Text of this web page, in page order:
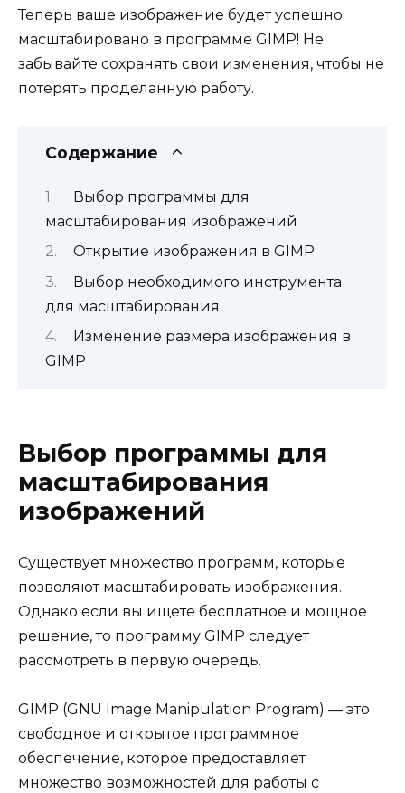
Теперь ваше изображение будет успешно
масштабировано в программе GIMP! Не
забывайте сохранять свои изменения, чтобы не
потерять проделанную работу.
Содержание
Выбор программы для
масштабирования изображений
Открытие изображения в GIMP
Выбор необходимого инструмента
для масштабирования
Изменение размера изображения в
GIMP
Выбор программы для
масштабирования
изображений
Существует множество программ, которые
позволяют масштабировать изображения.
Однако если вы ищете бесплатное и мощное
решение, то программу GIMP следует
рассмотреть в первую очередь.
GIMP (GNU Image Manipulation Program) — это
свободное и открытое программное
обеспечение, которое предоставляет
множество возможностей для работы с